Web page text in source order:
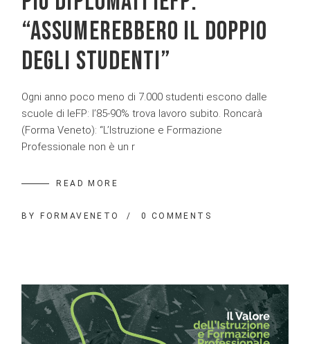
“ASSUMEREBBERO IL DOPPIO
DEGLI STUDENTI”
Ogni anno poco meno di 7.000 studenti escono dalle
scuole di IeFP: l’85-90% trova lavoro subito. Roncarà
(Forma Veneto): “L’Istruzione e Formazione
Professionale non è un r
READ MORE
BY FORMAVENETO 0 COMMENTS